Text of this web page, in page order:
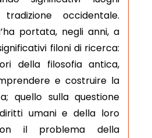
occidentale.
portata, negli anni, a
filoni di ricerca:
della filosofia antica,
e costruire la
quello sulla questione
umani e della loro
il problema della